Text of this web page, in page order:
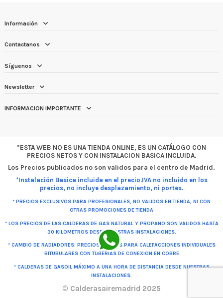
Información
Contactanos
Síguenos
Newsletter
INFORMACION IMPORTANTE
*ESTA WEB NO ES UNA TIENDA ONLINE, ES UN CATÁLOGO CON
PRECIOS NETOS Y CON INSTALACION BASICA INCLUIDA.
Los Precios publicados no son validos para el centro de Madrid.
*Instalación Basica incluida en el precio.IVA no incluido en los
precios, no incluye desplazamiento, ni portes.
* PRECIOS EXCLUSIVOS PARA PROFESIONALES, NO VALIDOS EN TIENDA, NI CON
OTRAS PROMOCIONES DE TIENDA
* LOS PRECIOS DE LAS CALDERAS DE GAS NATURAL Y PROPANO SON VALIDOS HASTA
30 KILOMETROS DESDE NUESTRAS INSTALACIONES.
* CAMBIO DE RADIADORES: PRECIOS VALIDOS PARA CALEFACCIONES INDIVIDUALES
BITUBULARES CON TUBERIAS DE CONEXION EN COBRE
* CALDERAS DE GASOIL MÁXIMO A UNA HORA DE DISTANCIA DESDE NUESTRAS
INSTALACIONES.
© Calderasairemadrid 2025